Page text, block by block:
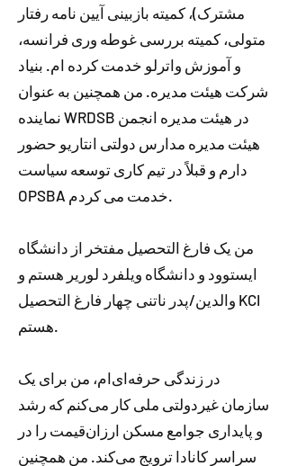
مشترک)، کمیته بازبینی آیین نامه رفتار
متولی، کمیته بررسی غوطه وری فرانسه،
و آموزش واترلو خدمت کرده ام. بنیاد
شرکت هیئت مدیره. من همچنین به عنوان
نماینده WRDSB در هیئت مدیره انجمن
هیئت مدیره مدارس دولتی انتاریو حضور
دارم و قبلاً در تیم کاری توسعه سیاست
OPSBA خدمت می کردم.
من یک فارغ التحصیل مفتخر از دانشگاه
ایستوود و دانشگاه ویلفرد لوریر هستم و
والدین/پدر ناتنی چهار فارغ التحصیل KCI
هستم.
در زندگی حرفه‌ای‌ام، من برای یک
سازمان غیردولتی ملی کار می‌کنم که رشد
و پایداری جوامع مسکن ارزان‌قیمت را در
سراسر کانادا ترویج می‌کند. من همچنین